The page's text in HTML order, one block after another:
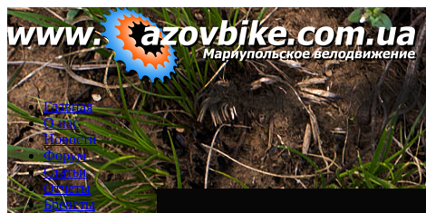
Главная
О нас
Новости
Форум
Статьи
Отчеты
Бреветы